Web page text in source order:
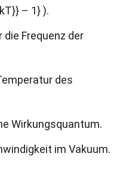
– 1} ).
Frequenz der
des
Wirkungsquantum.
im Vakuum.